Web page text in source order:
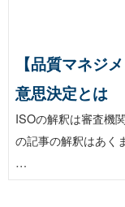
【品質マネジ
意思決定とは
ISOの解釈は審査機
の記事の解釈はあく
…